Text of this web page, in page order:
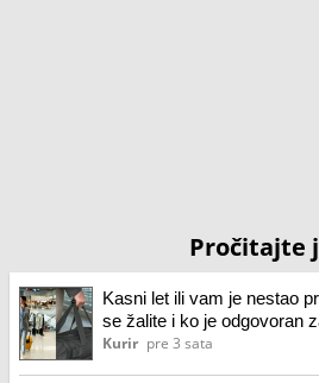
Pročitajte
Kasni let ili vam je nestao
se žalite i ko je odgovoran
Kurir pre 3 sata